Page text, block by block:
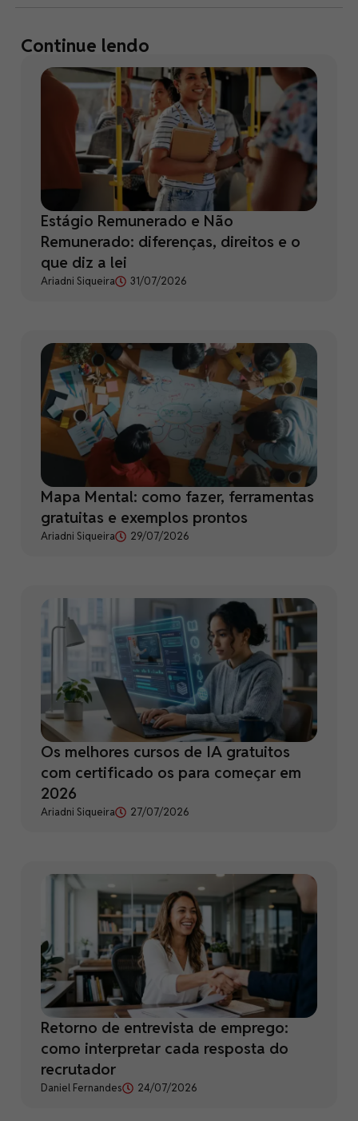
Continue lendo
Estágio Remunerado e Não
Remunerado: diferenças, direitos e o
que diz a lei
Ariadni Siqueira 31/07/2026
Mapa Mental: como fazer, ferramentas
gratuitas e exemplos prontos
Ariadni Siqueira 29/07/2026
Os melhores cursos de IA gratuitos
com certificado os para começar em
2026
Ariadni Siqueira 27/07/2026
Retorno de entrevista de emprego:
como interpretar cada resposta do
recrutador
Daniel Fernandes 24/07/2026